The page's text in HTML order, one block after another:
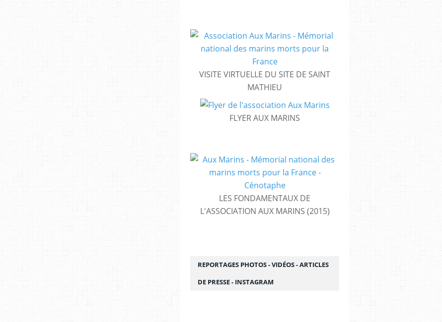
VISITE VIRTUELLE DU SITE DE SAINT
MATHIEU
FLYER AUX MARINS
LES FONDAMENTAUX DE
L'ASSOCIATION AUX MARINS (2015)
REPORTAGES PHOTOS - VIDÉOS - ARTICLES
DE PRESSE - INSTAGRAM